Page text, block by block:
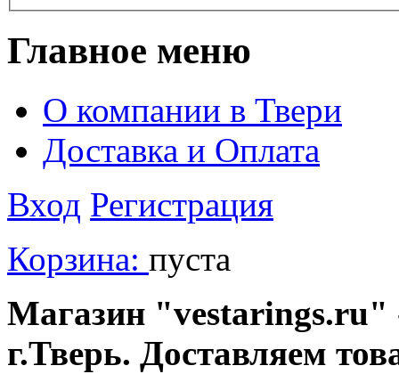
Главное меню
О компании в Твери
Доставка и Оплата
Вход Регистрация
Корзина: пуста
Магазин "vestarings.ru"
г.Тверь. Доставляем